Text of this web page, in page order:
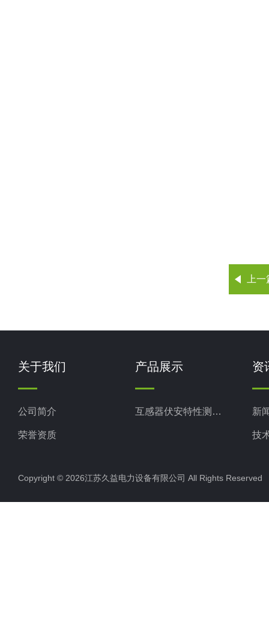
上
关于我们
公司简介
荣誉资质
产品展示
互感器伏安特性测试仪
资
新
技
Copyright © 2026江苏久益电力设备有限公司 All Rights